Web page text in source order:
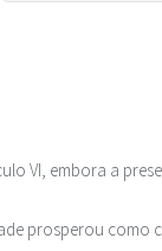
VI, embora a
prosperou